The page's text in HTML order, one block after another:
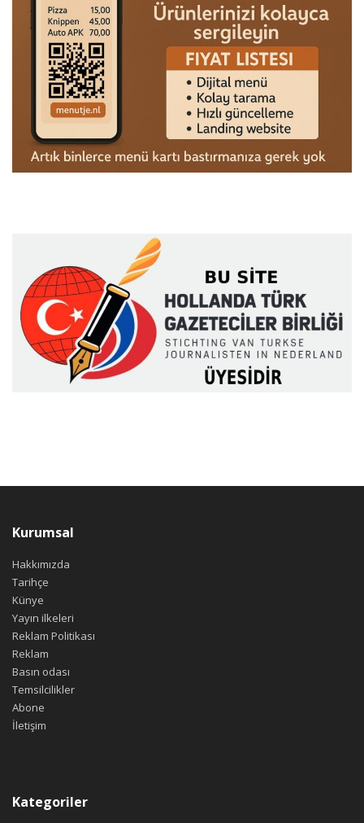
Kurumsal
Hakkımızda
Tarihçe
Künye
Yayın ilkeleri
Reklam Politikası
Reklam
Basın odası
Temsilcilikler
Abone
İletişim
Kategoriler